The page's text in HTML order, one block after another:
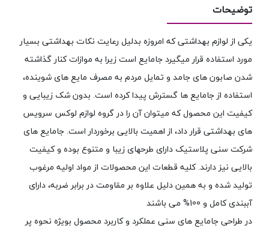
توضیحات
یکی از لوازم بهداشتی که امروزه بدلیل رعایت نکات بهداشتی بسیار
مورد استفاده قرار میگیرد جامایع است زیرا به موازات کنار گذاشته
شدن صابون های جامد و تمایل مردم به مصرف مایع های شوینده،
استفاده از جامایع ها گسترش پیدا کرده است. بدون شک زیبایی و
کیفیت این محصول که میتوان آن را در گروه لوازم لوکس سرویس
های بهداشتی قرار داد، از اهمیت بالایی برخوردار است. جامایع های
شرکت سنی پلاستیک دارای طرحهای زیبا و متنوع بوده و کیفیت
بالایی نیز دارند. کلیه قطعات این محصولات از مواد اولیه مرغوب
تولید شده و به همین دلیل علاوه بر مقاومت در برابر ضربه، دارای
آببندی کامل و 100% می باشند
در طراحی جامایع های سنی عملکرد و کاربرد محصول بویژه نحوه پر